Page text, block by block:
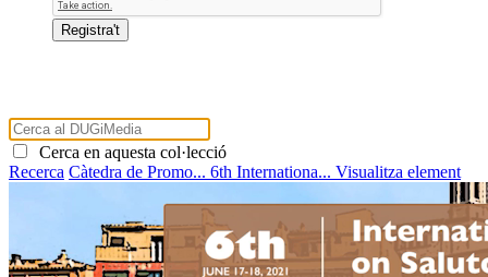
Cerca en aquesta col·lecció
Recerca Càtedra de Promo... 6th Internationa... Visualitza element